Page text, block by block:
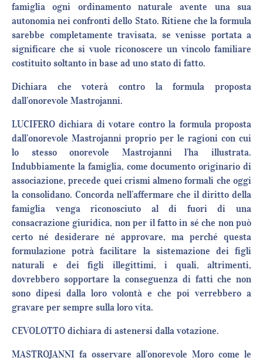
famiglia ogni ordinamento naturale avente una sua
autonomia nei confronti dello Stato. Ritiene che la formula
sarebbe completamente travisata, se venisse portata a
significare che si vuole riconoscere un vincolo familiare
costituito soltanto in base ad uno stato di fatto.
Dichiara che voterà contro la formula proposta
dall’onorevole Mastrojanni.
LUCIFERO dichiara di votare contro la formula proposta
dall’onorevole Mastrojanni proprio per le ragioni con cui
lo stesso onorevole Mastrojanni l’ha illustrata.
Indubbiamente la famiglia, come documento originario di
associazione, precede quei crismi almeno formali che oggi
la consolidano. Concorda nell’affermare che il diritto della
famiglia venga riconosciuto al di fuori di una
consacrazione giuridica, non per il fatto in sé che non può
certo né desiderare né approvare, ma perché questa
formulazione potrà facilitare la sistemazione dei figli
naturali e dei figli illegittimi, i quali, altrimenti,
dovrebbero sopportare la conseguenza di fatti che non
sono dipesi dalla loro volontà e che poi verrebbero a
gravare per sempre sulla loro vita.
CEVOLOTTO dichiara di astenersi dalla votazione.
MASTROJANNI fa osservare all’onorevole Moro come le